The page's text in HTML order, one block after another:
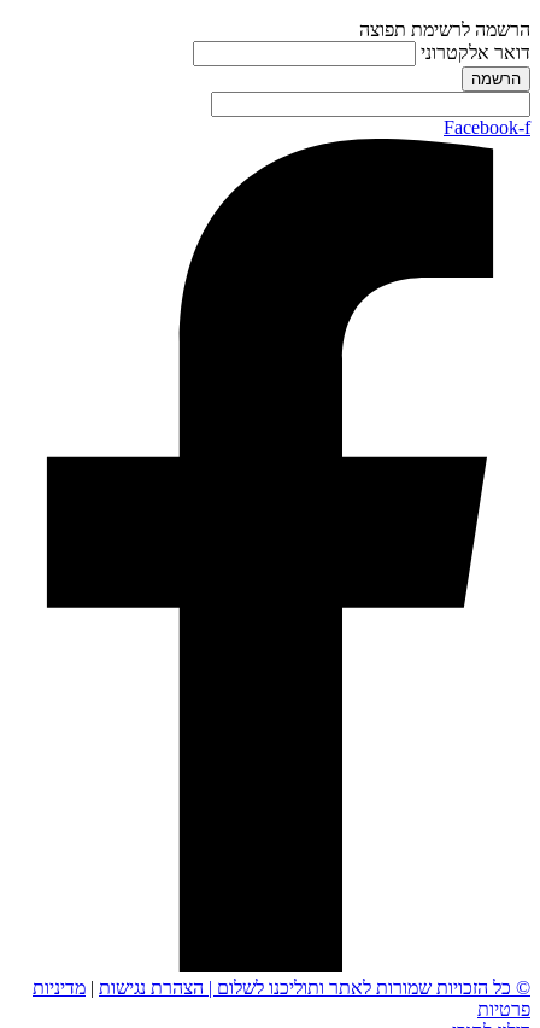
הרשמה לרשימת תפוצה
דואר אלקטרוני
Facebook-f
© כל הזכויות שמורות לאתר ותוליכנו לשלום | הצהרת נגישות | מדיניות
פרטיות